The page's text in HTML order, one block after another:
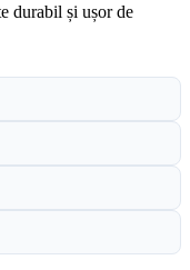
durabil și ușor de